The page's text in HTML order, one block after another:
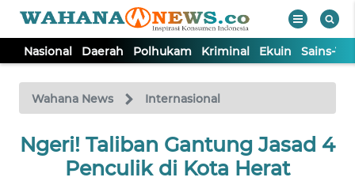
Nasional Daerah Polhukam Kriminal Ekuin Sains-
Wahana News Internasional
Ngeri! Taliban Gantung Jasad 4
Penculik di Kota Herat
TV
Tutup
NASIONAL